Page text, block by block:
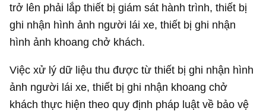
trở lên phải lắp thiết bị giám sát hành trình, thiết bị
ghi nhận hình ảnh người lái xe, thiết bị ghi nhận
hình ảnh khoang chở khách.
Việc xử lý dữ liệu thu được từ thiết bị ghi nhận hình
ảnh người lái xe, thiết bị ghi nhận khoang chở
khách thực hiện theo quy định pháp luật về bảo vệ